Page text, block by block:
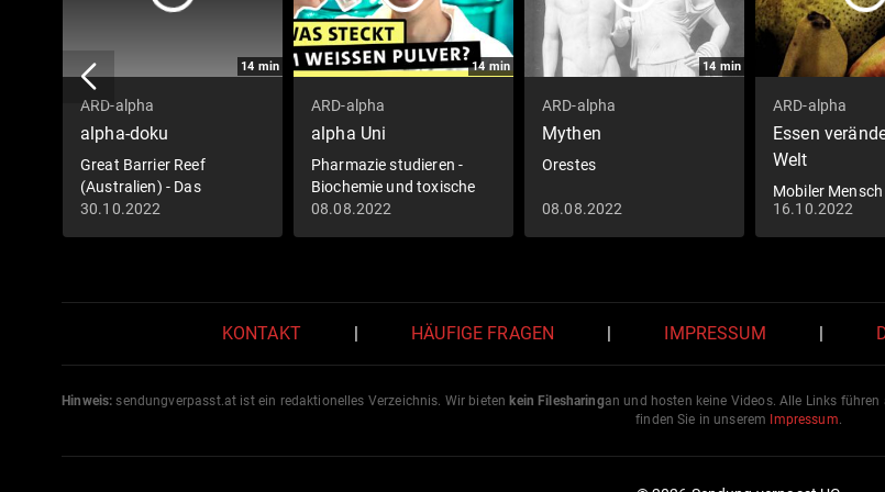
14 min
ARD-alpha
alpha-doku
Great Barrier Reef
(Australien) - Das
Paradies im Meer
30.10.2022
14 min
ARD-alpha
alpha Uni
Pharmazie studieren -
Biochemie und toxische
Stoffe
08.08.2022
14 min
ARD-alpha
Mythen
Orestes
08.08.2022
ARD-alpha
Essen
Welt
Mobiler Mensch
satter Magen
16.10.2022
KONTAKT HÄUFIGE FRAGEN IMPRESSUM
Hinweis: sendungverpasst.at ist ein redaktionelles Verzeichnis. Wir bieten kein Filesharingan und hosten keine Videos. Alle Links
finden Sie in unserem Impressum.